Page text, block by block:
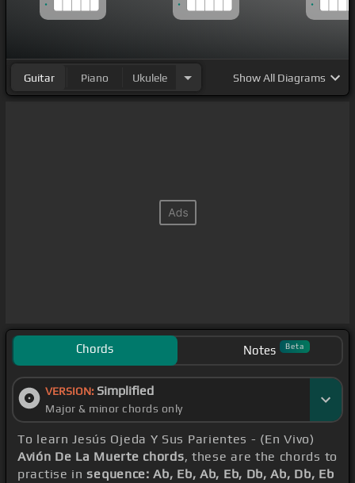
Guitar Piano Ukulele ShowAll Diagrams
Chords Notes Beta
VERSION: Simplified
Major & minor chords only
To learn Jesús Ojeda Y Sus Parientes - (En Vivo)
Avión De La Muerte chords, these are the chords to
practise insequence: Ab, Eb, Ab, Eb, Db, Ab, Db, Eb